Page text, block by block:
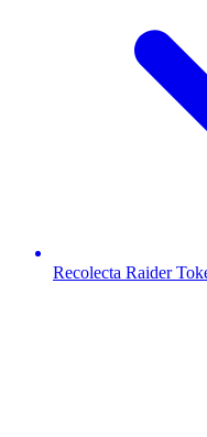
Recolecta Raider